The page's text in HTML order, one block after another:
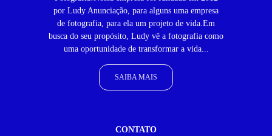
por Ludy Anunciação, para alguns uma empresa
de fotografia, para ela um projeto de vida.Em
busca do seu propósito, Ludy vê a fotografia como
uma oportunidade de transformar a vida...
SAIBA MAIS
CONTATO